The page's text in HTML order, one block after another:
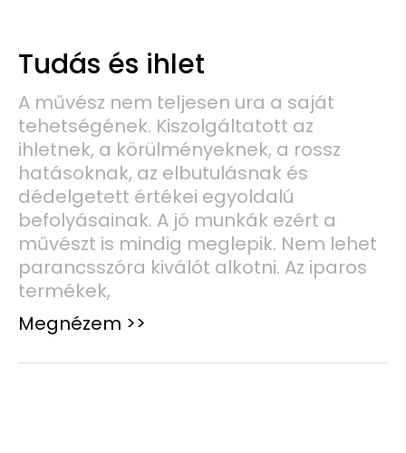
Tudás és ihlet
A művész nem teljesen ura a saját
tehetségének. Kiszolgáltatott az
ihletnek, a körülményeknek, a rossz
hatásoknak, az elbutulásnak és
dédelgetett értékei egyoldalú
befolyásainak. A jó munkák ezért a
művészt is mindig meglepik. Nem lehet
parancsszóra kiválót alkotni. Az iparos
termékek,
Megnézem >>